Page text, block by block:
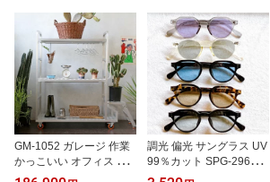
eading Glasses 老眼 敬
老の日 父の日 母の日 男
女兼用
Reading Glasses 老眼 敬
老の日 父の日 母の日 男
女兼用
GM-1052 ガレージ 作業
かっこいい オフィス ス
テップ付き什器 ALUMIN
調光 偏光 サングラス UV
99％カット SPG-2966 C
OLOR LENS GLASS WIT